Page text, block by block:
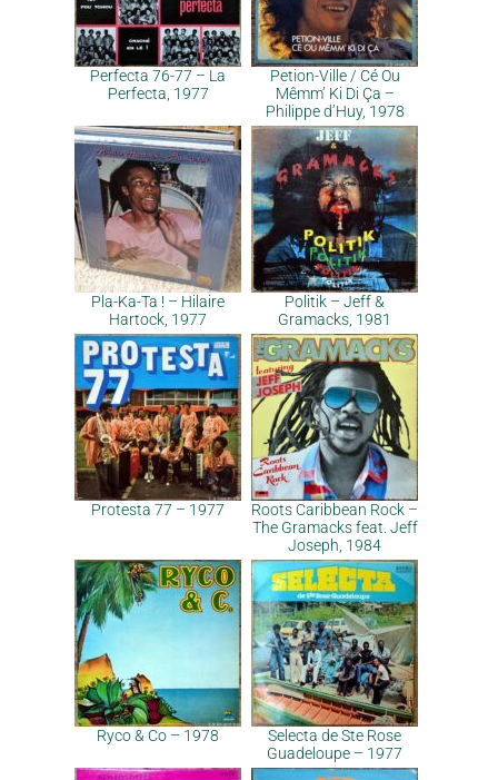
Perfecta 76-77 – La
Perfecta, 1977
Petion-Ville / Cé Ou
Mêmm’ Ki Di Ça –
Philippe d’Huy, 1978
Pla-Ka-Ta ! – Hilaire
Hartock, 1977
Politik – Jeff &
Gramacks, 1981
Protesta 77 – 1977
Roots Caribbean Rock –
The Gramacks feat. Jeff
Joseph, 1984
Ryco & Co – 1978
Selecta de Ste Rose
Guadeloupe – 1977